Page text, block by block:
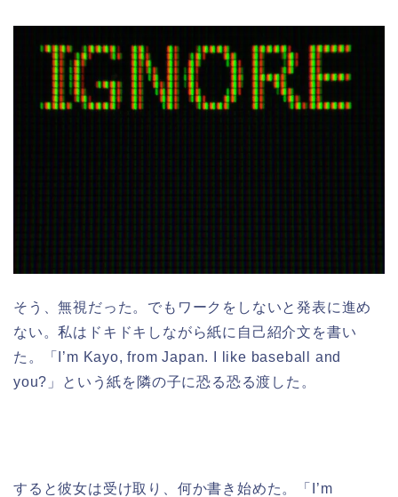
そう、無視だった。でもワークをしないと発表に進め
ない。私はドキドキしながら紙に自己紹介文を書い
た。「I’m Kayo, from Japan. I like baseball and
you?」という紙を隣の子に恐る恐る渡した。
すると彼女は受け取り、何か書き始めた。「I’m